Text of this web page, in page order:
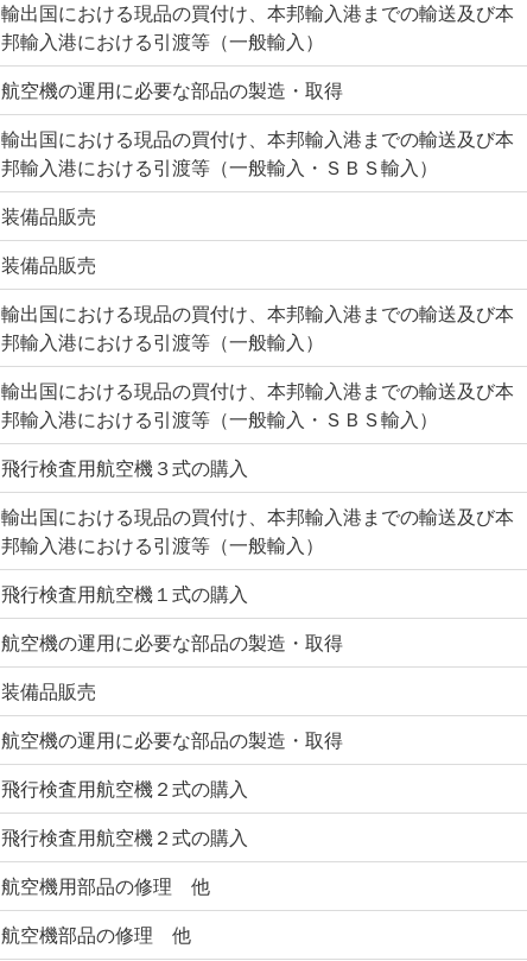
輸出国における現品の買付け、本邦輸入港までの輸送及び本
邦輸入港における引渡等（一般輸入）
航空機の運用に必要な部品の製造・取得
輸出国における現品の買付け、本邦輸入港までの輸送及び本
邦輸入港における引渡等（一般輸入・ＳＢＳ輸入）
装備品販売
装備品販売
輸出国における現品の買付け、本邦輸入港までの輸送及び本
邦輸入港における引渡等（一般輸入）
輸出国における現品の買付け、本邦輸入港までの輸送及び本
邦輸入港における引渡等（一般輸入・ＳＢＳ輸入）
飛行検査用航空機３式の購入
輸出国における現品の買付け、本邦輸入港までの輸送及び本
邦輸入港における引渡等（一般輸入）
飛行検査用航空機１式の購入
航空機の運用に必要な部品の製造・取得
装備品販売
航空機の運用に必要な部品の製造・取得
飛行検査用航空機２式の購入
飛行検査用航空機２式の購入
航空機用部品の修理 他
航空機部品の修理 他